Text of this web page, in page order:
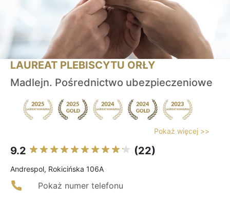
LAUREAT PLEBISCYTU ORŁY
Madlejn. Pośrednictwo ubezpieczeniowe
Pokaż więcej >>
9.2 (22)
Andrespol, Rokicińska 106A
Pokaż numer telefonu